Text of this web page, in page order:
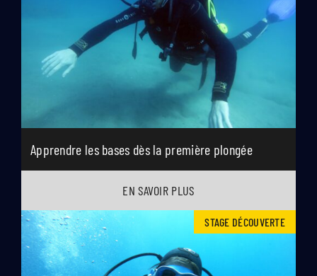
Apprendre les bases dès la première plongée
EN SAVOIR PLUS
STAGE DÉCOUVERTE